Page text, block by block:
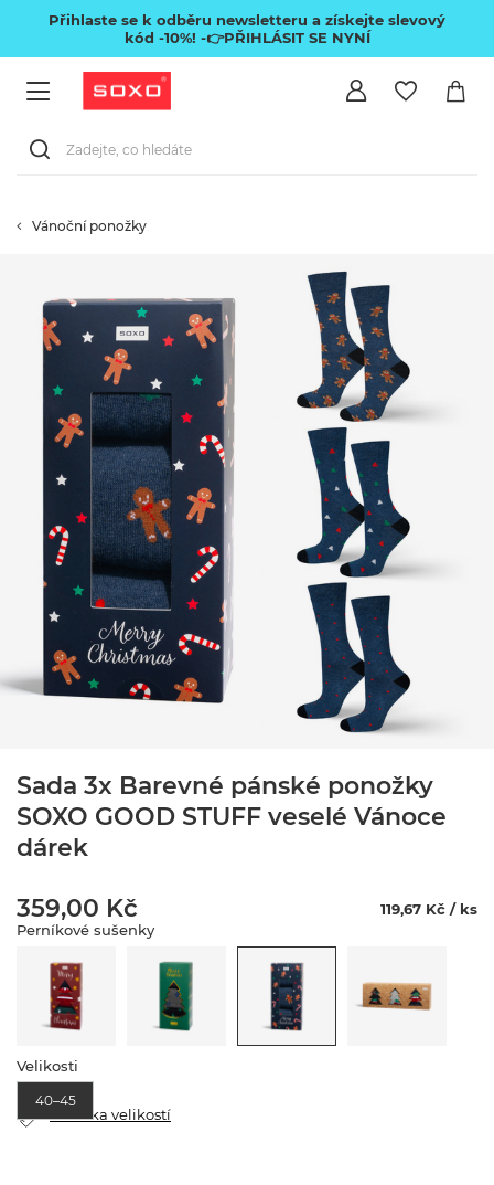
Přihlaste se k odběru newsletteru a získejte slevový
kód -10%! -👉PŘIHLÁSIT SE NYNÍ
Vánoční ponožky
Sada 3x Barevné pánské ponožky
SOXO GOOD STUFF veselé Vánoce
dárek
359,00 Kč
119,67 Kč / ks
Perníkové sušenky
Velikosti
40–45
Tabulka velikostí